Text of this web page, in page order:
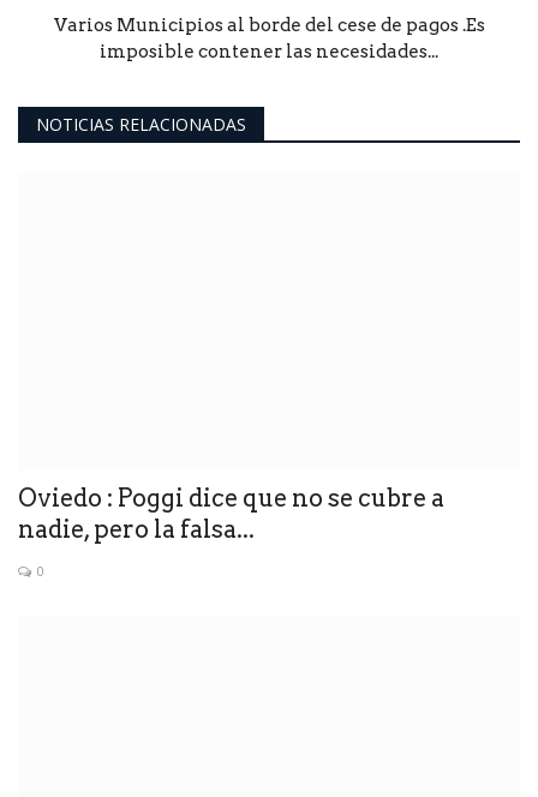
Varios Municipios al borde del cese de pagos .Es
imposible contener las necesidades...
NOTICIAS RELACIONADAS
Oviedo : Poggi dice que no se cubre a
nadie, pero la falsa...
0